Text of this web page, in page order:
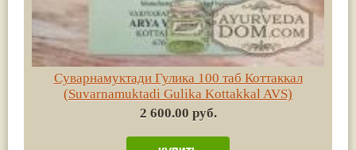
Суварнамуктади Гулика 100 таб Коттаккал
(Suvarnamuktadi Gulika Kottakkal AVS)
2 600.00 руб.